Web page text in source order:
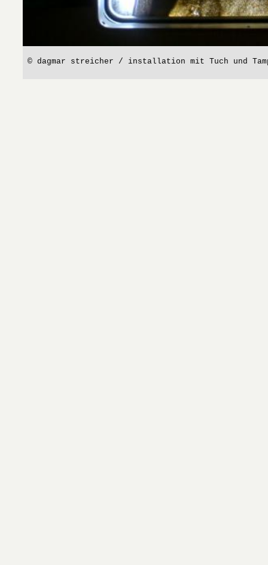
© dagmar streicher / installation mit Tuch und